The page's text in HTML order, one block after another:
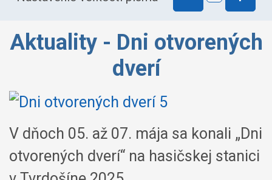
Aktuality - Dni otvorených
dverí
V dňoch 05. až 07. mája sa konali „Dni
otvorených dverí“ na hasičskej stanici